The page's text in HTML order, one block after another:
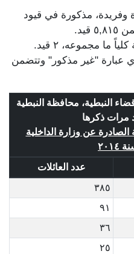
وفريدة، مذكورة في قيود
عبارة "غير مذكور" وتتضمن
النبطية، محافظة النبطية
مرات ذكرها
الصادرة عن وزارة الداخلية
عدد العائلات
٣٨٥
٩١
٣٦
٢٥